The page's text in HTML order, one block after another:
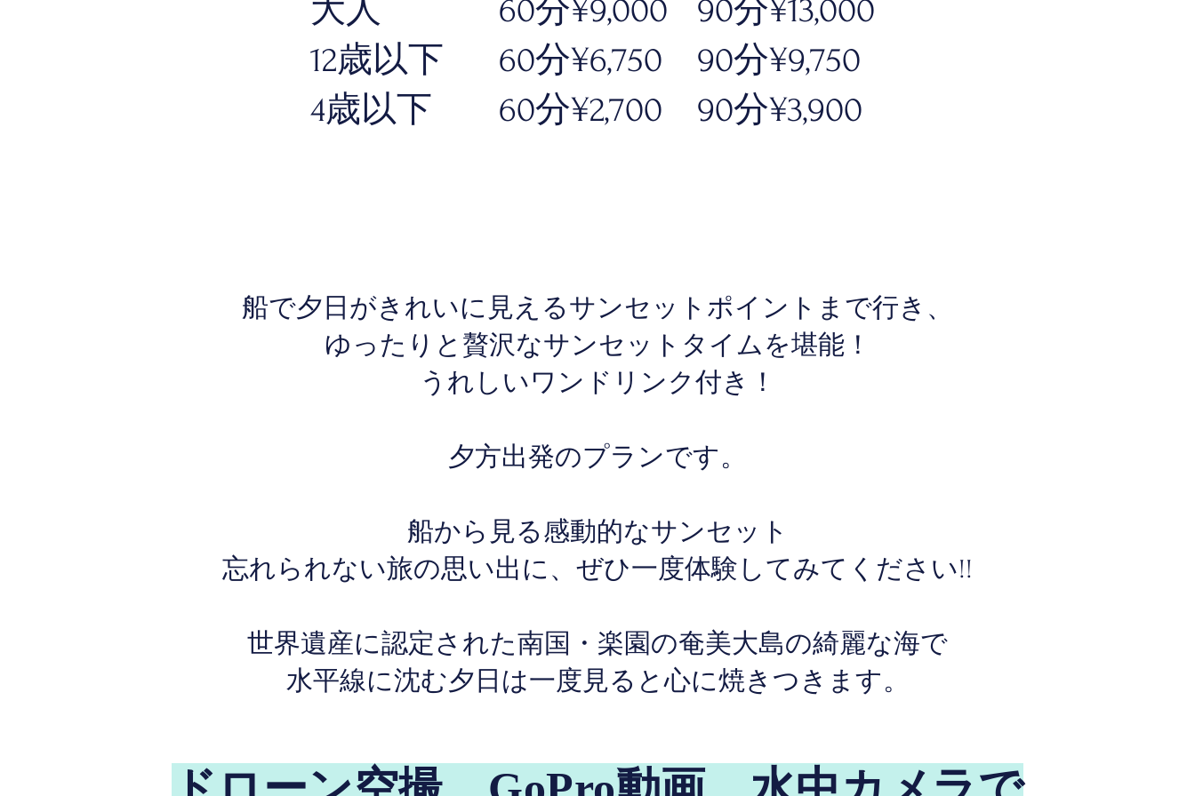
大人
12歳以下
4歳以下
60分¥9,000
60分¥6,750
60分¥2,700
90分¥13,000
90分¥9,750
90分¥3,900
船で夕日がきれいに見えるサンセットポイントまで行き、
ゆったりと贅沢なサンセットタイムを堪能！
うれしいワンドリンク付き！
夕方出発のプランです。
船から見る感動的なサンセット
忘れられない旅の思い出に、ぜひ一度体験してみてください!!
世界遺産に認定された南国・楽園の奄美大島の綺麗な海で
水平線に沈む夕日は一度見ると心に焼きつきます。